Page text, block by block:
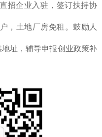
招企业入驻，签订扶持协
，土地厂房免租。鼓励人
址，辅导申报创业政策补